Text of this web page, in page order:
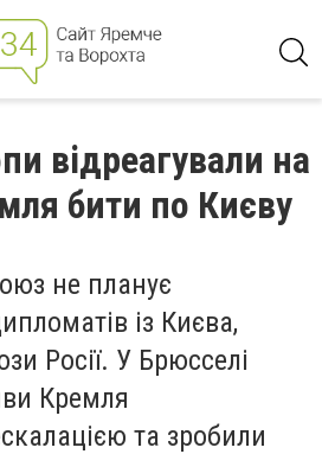
відреагували на
бити по Києву
не планує
із Києва,
Росії. У Брюсселі
Кремля
та зробили